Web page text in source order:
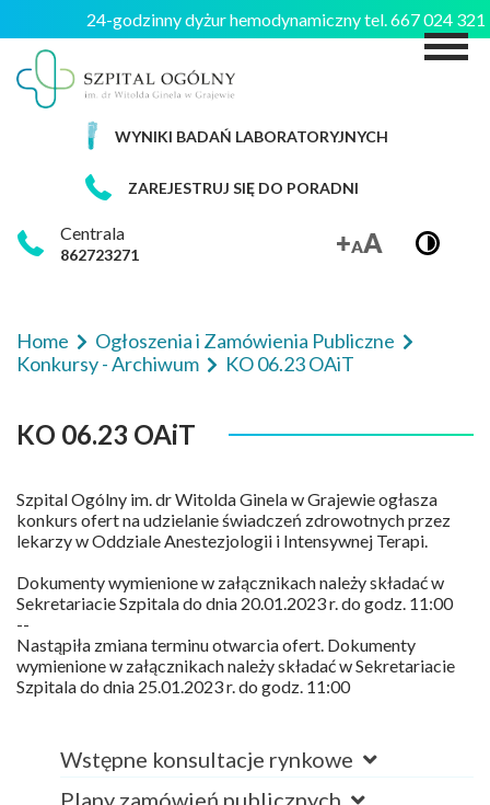
24-godzinny dyżur hemodynamiczny tel. 667 024
WYNIKI BADAŃ LABORATORYJNYCH
ZAREJESTRUJ SIĘ DO PORADNI
Centrala
862723271
Home
Ogłoszenia i Zamówienia Publiczne
Konkursy - Archiwum
KO 06.23 OAiT
Wstępne konsultacje rynkowe
Plany zamówień publicznych
KO 06.23 OAiT
Szpital Ogólny im. dr Witolda Ginela w Grajewie ogłasza
konkurs ofert na udzielanie świadczeń zdrowotnych przez
lekarzy w Oddziale Anestezjologii i Intensywnej Terapi.
Dokumenty wymienione w załącznikach należy składać w
Sekretariacie Szpitala do dnia 20.01.2023 r. do godz. 11:00
--
Nastąpiła zmiana terminu otwarcia ofert. Dokumenty
wymienione w załącznikach należy składać w Sekretariacie
Szpitala do dnia 25.01.2023 r. do godz. 11:00